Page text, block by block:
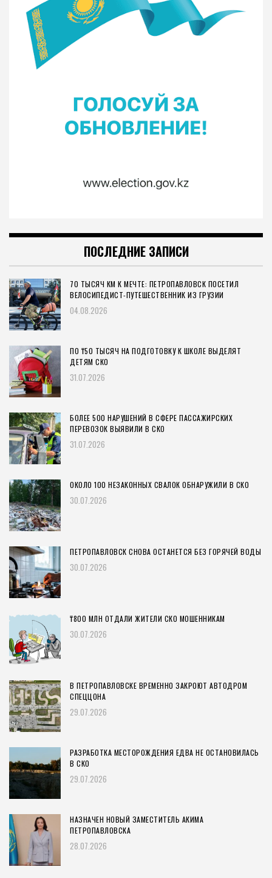
ПОСЛЕДНИЕ ЗАПИСИ
70 ТЫСЯЧ КМ К МЕЧТЕ: ПЕТРОПАВЛОВСК ПОСЕТИЛ
ВЕЛОСИПЕДИСТ-ПУТЕШЕСТВЕННИК ИЗ ГРУЗИИ
04.08.2026
ПО ₸50 ТЫСЯЧ НА ПОДГОТОВКУ К ШКОЛЕ ВЫДЕЛЯТ
ДЕТЯМ СКО
31.07.2026
БОЛЕЕ 500 НАРУШЕНИЙ В СФЕРЕ ПАССАЖИРСКИХ
ПЕРЕВОЗОК ВЫЯВИЛИ В СКО
31.07.2026
ОКОЛО 100 НЕЗАКОННЫХ СВАЛОК ОБНАРУЖИЛИ В СКО
30.07.2026
ПЕТРОПАВЛОВСК СНОВА ОСТАНЕТСЯ БЕЗ ГОРЯЧЕЙ ВОДЫ
30.07.2026
₸800 МЛН ОТДАЛИ ЖИТЕЛИ СКО МОШЕННИКАМ
30.07.2026
В ПЕТРОПАВЛОВСКЕ ВРЕМЕННО ЗАКРОЮТ АВТОДРОМ
СПЕЦЦОНА
29.07.2026
РАЗРАБОТКА МЕСТОРОЖДЕНИЯ ЕДВА НЕ ОСТАНОВИЛАСЬ
В СКО
29.07.2026
НАЗНАЧЕН НОВЫЙ ЗАМЕСТИТЕЛЬ АКИМА
ПЕТРОПАВЛОВСКА
28.07.2026